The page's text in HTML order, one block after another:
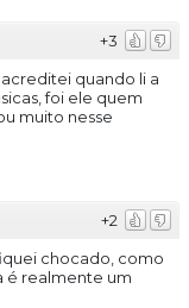
+3
acreditei quando li a
foi ele quem
muito nesse
+2
chocado, como
é realmente um